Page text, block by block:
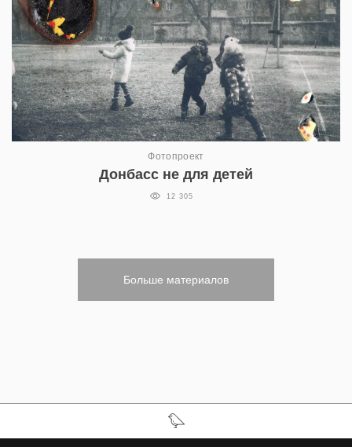
Фотопроект
Донбасс не для детей
12 305
Больше материалов